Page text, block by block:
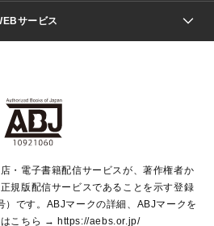
ズ
サービス
HERITAGE
・電子書籍配信サービスが、著作権者か
規版配信サービスであることを示す登録
です。ABJマークの詳細、ABJマークを
こちら → https://aebs.or.jp/